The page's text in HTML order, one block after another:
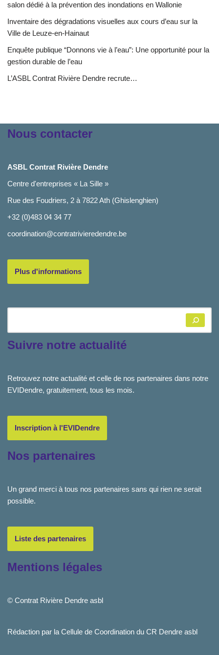
salon dédié à la prévention des inondations en Wallonie
Inventaire des dégradations visuelles aux cours d’eau sur la
Ville de Leuze-en-Hainaut
Enquête publique “Donnons vie à l’eau”: Une opportunité pour la
gestion durable de l’eau
L’ASBL Contrat Rivière Dendre recrute…
Nous contacter
ASBL Contrat Rivière Dendre
Centre d'entreprises « La Sille »
Rue des Foudriers, 2 à 7822 Ath (Ghislenghien)
+32 (0)483 04 34 77
coordination@contratrivieredendre.be
Plus d'informations
Suivre notre actualité
Retrouvez notre actualité et celle de nos partenaires dans notre
EVIDendre, gratuitement, tous les mois.
Inscription à l'EVIDendre
Nos partenaires
Un grand merci à tous nos partenaires sans qui rien ne serait
possible.
Liste des partenaires
Mentions légales
© Contrat Rivière Dendre asbl
Rédaction par la Cellule de Coordination du CR Dendre asbl